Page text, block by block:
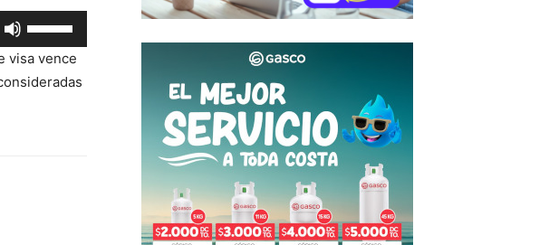
arriba/abajo
para
aumentar
o
las
teclas
de
visa vence